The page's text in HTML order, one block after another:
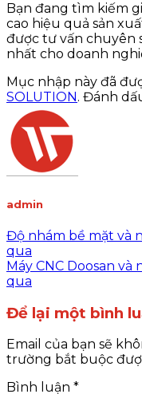
Bạn đang tìm kiếm
cao hiệu quả sản
được tư vấn chuyên
nhất cho doanh
Mục nhập này đã
SOLUTION . Đánh
admin
Độ nhám bề mặt và
qua
Máy CNC Doosan
qua
Để lại một bình
Email của bạn sẽ
trường bắt buộc
Bình luận *